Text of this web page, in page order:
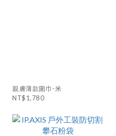
親膚薄款圍巾-米
NT$1,780